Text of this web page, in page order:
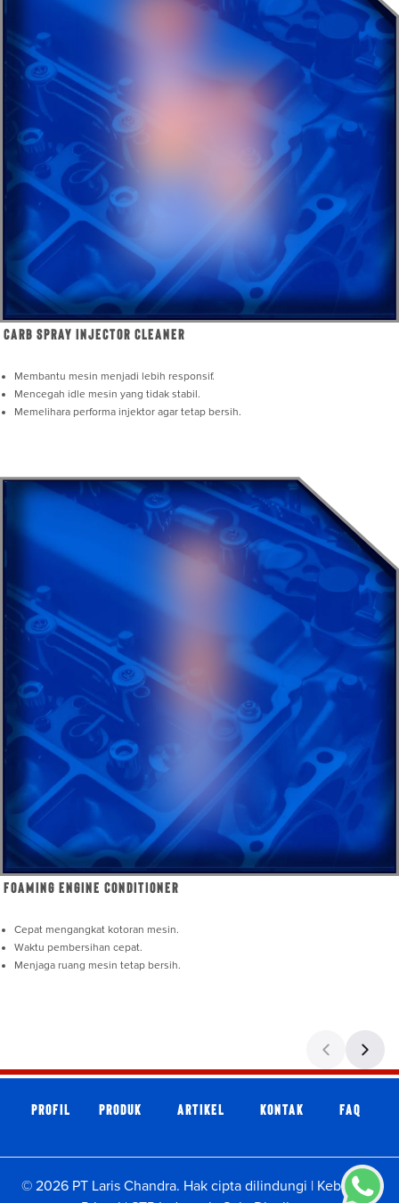
Carb Spray Injector Cleaner
Membantu mesin menjadi lebih responsif.
Mencegah idle mesin yang tidak stabil.
Memelihara performa injektor agar tetap bersih.
Foaming Engine Conditioner
Cepat mengangkat kotoran mesin.
Waktu pembersihan cepat.
Menjaga ruang mesin tetap bersih.
Profil Produk Artikel Kontak faq
© 2026 PT Laris Chandra. Hak cipta dilindungi | Kebijakan